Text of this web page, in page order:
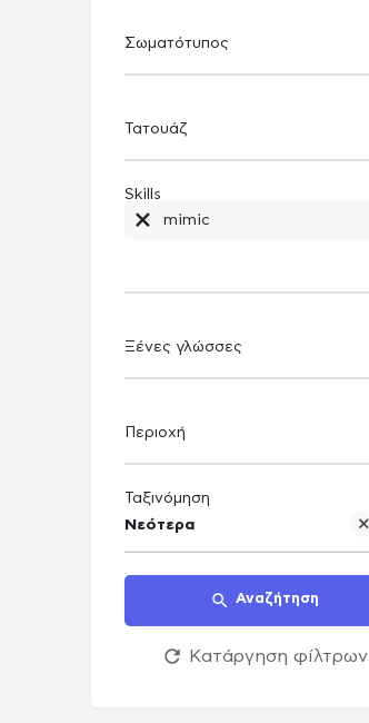
Σωματότυπος
Τατουάζ
mimic
Skills
Ξένες γλώσσες
Περιοχή
Νεότερα
Ταξινόμηση
Αναζήτηση
Κατάργηση φίλτρων